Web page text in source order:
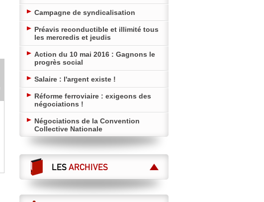
Campagne de syndicalisation
Préavis reconductible et illimité tous
les mercredis et jeudis
Action du 10 mai 2016 : Gagnons le
progrès social
Salaire : l'argent existe !
Réforme ferroviaire : exigeons des
négociations !
Négociations de la Convention
Collective Nationale
LESARCHIVES